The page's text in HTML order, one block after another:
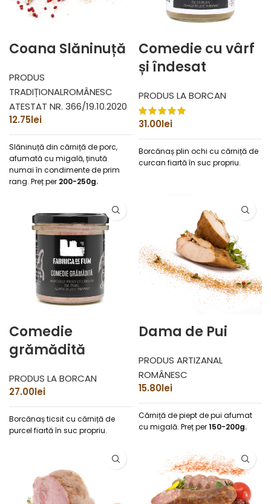
Coana Slăninuță
PRODUS
TRADIȚIONALROMÂNESC
ATESTAT NR. 366/19.10.2020
12.75lei
Slăninuță din cărniță de porc,
afumată cu migală, ținută
numai în condimente de prim
rang. Preț per 200-250g.
Comedie cu vârf
și îndesat
PRODUS LA BORCAN
31.00lei
Borcănaș plin ochi cu cărniță de
curcan fiartă în suc propriu.
Comedie
grămădită
PRODUS LA BORCAN
27.00lei
Borcănaș ticsit cu cărniță de
purcel fiartă în suc propriu.
Dama de Pui
PRODUS ARTIZANAL
ROMÂNESC
15.80lei
Cărniță de piept de pui afumat
cu migală. Preț per150-200g.